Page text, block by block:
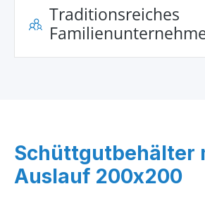
Traditionsreiches
Schüttgutbehälter
Auslauf 200x200